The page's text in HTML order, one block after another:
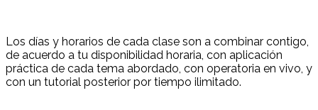
Los días y horarios de cada clase son a combinar contigo,
de acuerdo a tu disponibilidad horaria, con aplicación
práctica de cada tema abordado, con operatoria en vivo, y
con un tutorial posterior por tiempo ilimitado.